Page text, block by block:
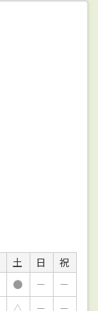
土 日
祝
● －
－